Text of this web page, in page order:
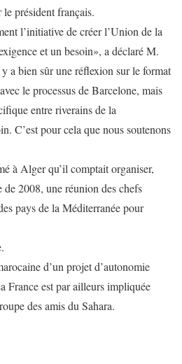
président français.
l’initiative de créer l’Union de la
et un besoin», a déclaré M.
a bien sûr une réflexion sur le format
le processus de Barcelone, mais
entre riverains de la
C’est pour cela que nous soutenons
à Alger qu’il comptait organiser,
2008, une réunion des chefs
pays de la Méditerranée pour
d’un projet d’autonomie
France est par ailleurs impliquée
des amis du Sahara.